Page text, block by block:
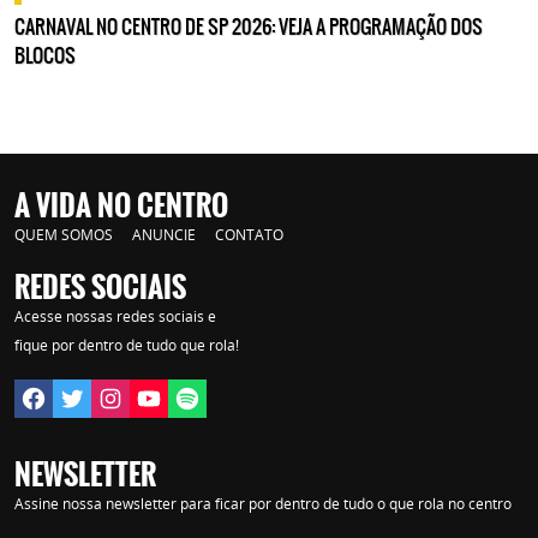
CARNAVAL NO CENTRO DE SP 2026: VEJA A PROGRAMAÇÃO DOS
BLOCOS
A VIDA NO CENTRO
QUEM SOMOS ANUNCIE CONTATO
REDES SOCIAIS
Acesse nossas redes sociais e
fique por dentro de tudo que rola!
NEWSLETTER
Assine nossa newsletter para ficar por dentro de tudo o que rola no centro